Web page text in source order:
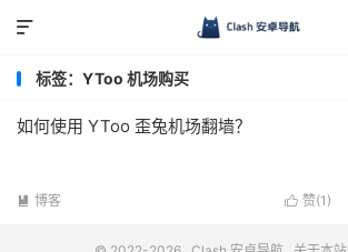

标签：YToo 机场购买
如何使用 YToo 歪兔机场翻墙？
 赞(1 )
 博客